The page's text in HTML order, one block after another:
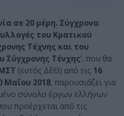
σε 20 μέρη. Σύγχρονα
του Κρατικού
Τέχνης και του
Σύγχρονης Τένχης’, που θα
(εντός ΔΕΘ) από τις 16
Μαΐου 2018, παρουσιάζει για
σύνολο έργων ελλήνων
προέρχεται από τις